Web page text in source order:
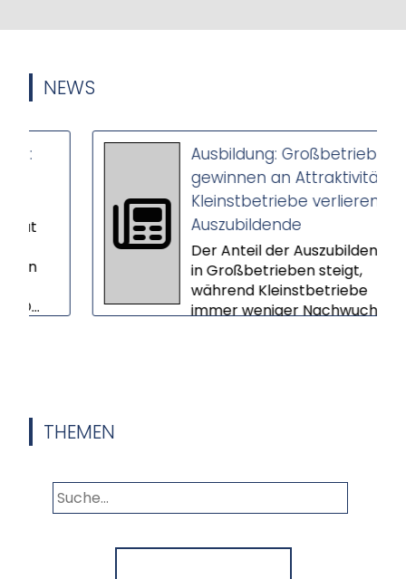
NEWS
Ausbildung: Großbetriebe
gewinnen an Attraktivität –
Kleinstbetriebe verlieren
Auszubildende
Der Anteil der Auszubildenden
in Großbetrieben steigt,
während Kleinstbetriebe
immer weniger Nachwuchs
THEMEN